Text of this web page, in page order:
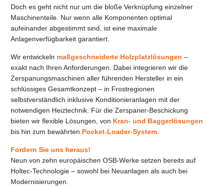
Doch es geht nicht nur um die bloße Verknüpfung einzelner
Maschinenteile. Nur wenn alle Komponenten optimal
aufeinander abgestimmt sind, ist eine maximale
Anlagenverfügbarkeit garantiert.
Wir entwickeln maßgeschneiderte Holzplatzlösungen –
exakt nach Ihren Anforderungen. Dabei integrieren wir die
Zerspanungsmaschinen aller führenden Hersteller in ein
schlüssiges Gesamtkonzept – in Frostregionen
selbstverständlich inklusive Konditionieranlagen mit der
notwendigen Heiztechnik. Für die Zerspaner-Beschickung
bieten wir flexible Lösungen, von Kran- und Baggerlösungen
bis hin zum bewährten Pocket-Loader-System
Fordern Sie uns heraus!
Neun von zehn europäischen OSB-Werke setzen bereits auf
Holtec-Technologie – sowohl bei Neuanlagen als auch bei
Modernisierungen.